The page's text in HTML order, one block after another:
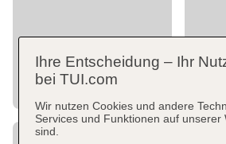
Ihre Entscheidung – Ihr
bei TUI.com
Wir nutzen Cookies und andere
Services und Funktionen auf unserer
sind.